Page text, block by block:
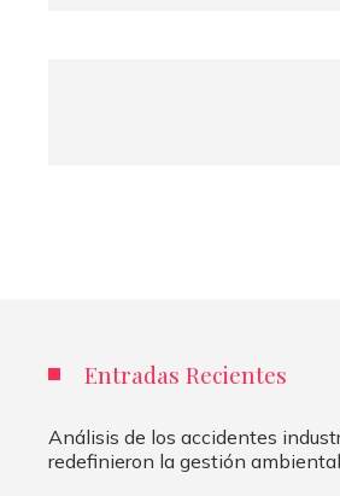
Entradas Recientes
Análisis de los accidentes
redefinieron la gestión ambiental